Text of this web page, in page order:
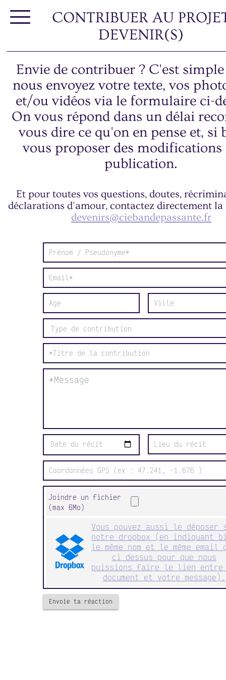
CONTRIBUER AU
DEVENIR(S)
Envie de contribuer ? C'est
nous envoyez votre texte, vos
et/ou vidéos via le formulaire ci-
On vous répond dans un délai
vous dire ce qu'on en pense et, si
vous proposer des modifications
publication.
Et pour toutes vos questions, doutes,
déclarations d'amour, contactez directement la
devenirs@ciebandepassante.fr
Joindre un fichier
(max 6Mo)
Vous pouvez aussi le déposer
notre dropbox (en indiquant
le même nom et le même email
ci dessus pour que nous
puissions faire le lien
document et votre message).
Envoie ta réaction